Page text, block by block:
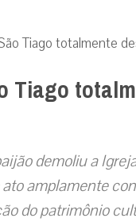
Tiago totalmente
Tiago
demoliu a
amplamente
do patrimônio